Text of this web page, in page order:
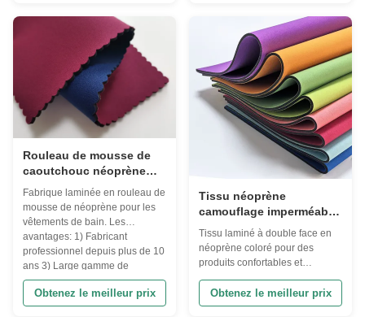
à l'aveugle, Vêtement
thermique, Vêtement de surf,
Vêtement de plongée, Vêtement
de plongée SUP, genoux ...
accessoires de protection
sportive et médicale. --- Attributs
Rouleau de mousse de
caoutchouc néoprène
30D CR pour maillots de
bain et vêtements
Fabrique laminée en rouleau de
mousse de néoprène pour les
vêtements de bain. Les
avantages: 1) Fabricant
professionnel depuis plus de 10
ans 3) Large gamme de
produits à votre choix: Tissus
tissés: tissu Ponge/taffeta, tissu
chiffon, tissu nylon taffeta, tissu
Obtenez le meilleur prix
Tissu néoprène
camouflage imperméable
laminé double face
Tissu laminé à double face en
néoprène coloré pour des
produits confortables et
durables Attributs du produit
Attribut Valeur Matériel
Neoprène Couleur du tissu
Obtenez le meilleur prix